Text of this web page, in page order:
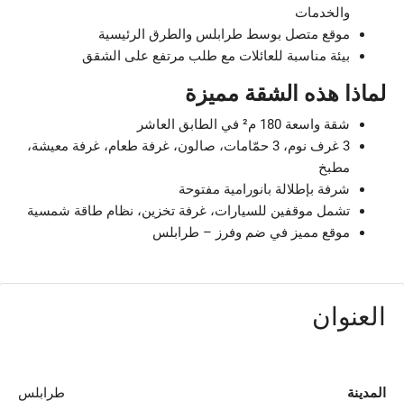
والخدمات
موقع متصل بوسط طرابلس والطرق الرئيسية
بيئة مناسبة للعائلات مع طلب مرتفع على الشقق
لماذا هذه الشقة مميزة
شقة واسعة 180 م² في الطابق العاشر
3 غرف نوم، 3 حمّامات، صالون، غرفة طعام، غرفة معيشة،
مطبخ
شرفة بإطلالة بانورامية مفتوحة
تشمل موقفين للسيارات، غرفة تخزين، نظام طاقة شمسية
موقع مميز في ضم وفرز – طرابلس
العنوان
المدينة طرابلس